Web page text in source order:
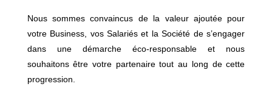
Nous sommes convaincus de la valeur ajoutée pour
votre Business, vos Salariés et la Société de s’engager
dans une démarche éco-responsable et nous
souhaitons être votre partenaire tout au long de cette
progression.